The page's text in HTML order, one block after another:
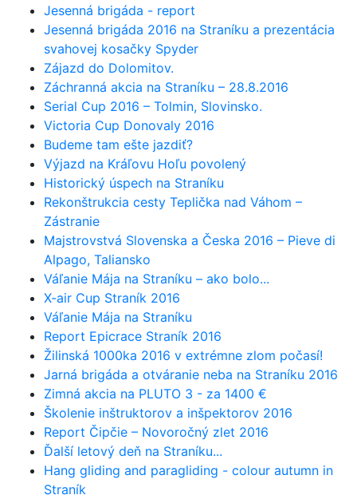
Jesenná brigáda - report
Jesenná brigáda 2016 na Straníku a prezentácia
svahovej kosačky Spyder
Zájazd do Dolomitov.
Záchranná akcia na Straníku – 28.8.2016
Serial Cup 2016 – Tolmin, Slovinsko.
Victoria Cup Donovaly 2016
Budeme tam ešte jazdiť?
Výjazd na Kráľovu Hoľu povolený
Historický úspech na Straníku
Rekonštrukcia cesty Teplička nad Váhom –
Zástranie
Majstrovstvá Slovenska a Česka 2016 – Pieve di
Alpago, Taliansko
Váľanie Mája na Straníku – ako bolo...
X-air Cup Straník 2016
Váľanie Mája na Straníku
Report Epicrace Straník 2016
Žilinská 1000ka 2016 v extrémne zlom počasí!
Jarná brigáda a otváranie neba na Straníku 2016
Zimná akcia na PLUTO 3 - za 1400 €
Školenie inštruktorov a inšpektorov 2016
Report Čipčie – Novoročný zlet 2016
Ďalší letový deň na Straníku...
Hang gliding and paragliding - colour autumn in
Straník